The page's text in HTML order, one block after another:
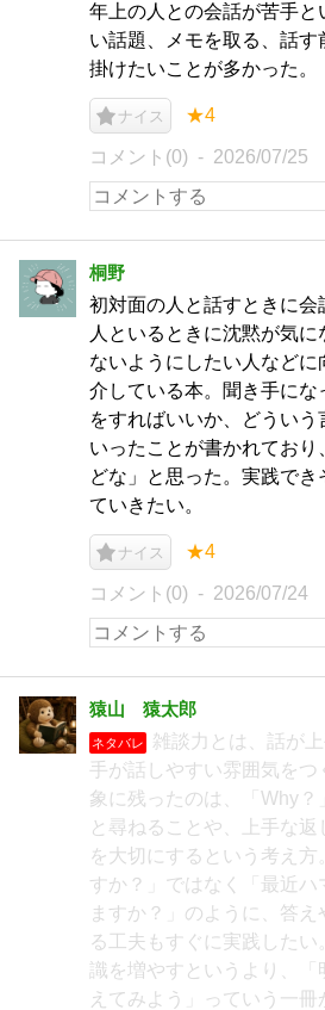
年上の人との会話が苦手と
い話題、メモを取る、話
掛けたいことが多かった。
ナイス ★4
コメント(0) 2026/07/25
桐野
初対面の人と話すときに
人といるときに沈黙が気
ないようにしたい人など
介している本。聞き手に
をすればいいか、どういう
いったことが書かれてお
どな」と思った。実践で
ていきたい。
ナイス ★4
コメント(0) 2026/07/24
猿山 猿太郎
ネタバレ
雑談力とは、話が
手が話しやすい雰囲気をつ
象に残ったのは、「Why？
と尋ねることや、上手な
を大切にするという考え
すか？」ではなく「最近ハ
ますか？」のように、答え
る工夫もすぐに実践した
識を増やすというより、
えてみよう」っていう一